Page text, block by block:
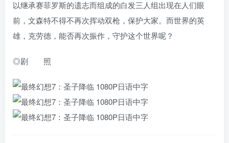
以继承赛菲罗斯的遗志而组成的白发三人组出现在人们眼
前，文森特不得不再次挥动双枪，保护大家。而世界的英
雄，克劳德，能否再次振作，守护这个世界呢？
◎剧 照